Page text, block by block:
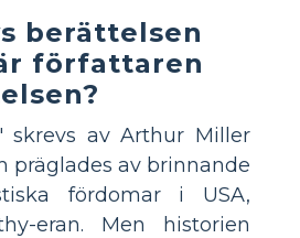
berättelsen
författaren
skrevs av Arthur Miller
präglades av brinnande
fördomar i USA,
eran. Men historien